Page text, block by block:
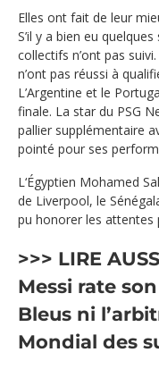
Elles ont fait de leur
S’il y a bien eu
collectifs n’ont pas
n’ont pas réussi à
L’Argentine et le
finale. La star du PSG
pallier supplémentaire
pointé pour ses
L‘Égyptien Mohamed
de Liverpool, le
pu honorer les attentes
>>> LIRE
Messi rate
Bleus ni
Mondial des